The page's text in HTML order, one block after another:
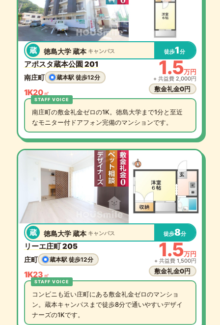
蔵 徳島大学 蔵本 キャンパス 徒歩1分
アポスタ蔵本公園 201
南庄町 蔵本駅 徒歩12分
1K20㎡
1.5万円
+ 共益費 2,000円
敷金礼金0円
南庄町の敷金礼金ゼロの1K。徳島大学まで1分と至近
なモニター付ドアフォン完備のマンションです。
蔵 徳島大学 蔵本 キャンパス 徒歩8分
リーエ庄町 205
庄町 蔵本駅 徒歩12分
1K23 ㎡
1.5万円
+ 共益費 1,500円
敷金礼金0円
コンビニも近い庄町にある敷金礼金ゼロのマンショ
ン。蔵本キャンパスまで徒歩8分で通いやすいデザイ
ナーズの1Kです。